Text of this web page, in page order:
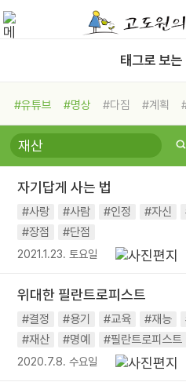
태그로 보는
#유튜브 #명상 #다짐 #계획
#비전캠프
#독서캠프 #삶
#희망
#나눔 #친구 #링컨학교
#독서
#건강 #면역력
자기답게 사는 법
#사랑 #사람 #인정 #자신
#장점
#단점
2021.1.23. 토요일
위대한 필란트로피스트
#결정 #용기 #교육 #재능
#재산
#명예 #필란트로피스트
2020.7.8. 수요일